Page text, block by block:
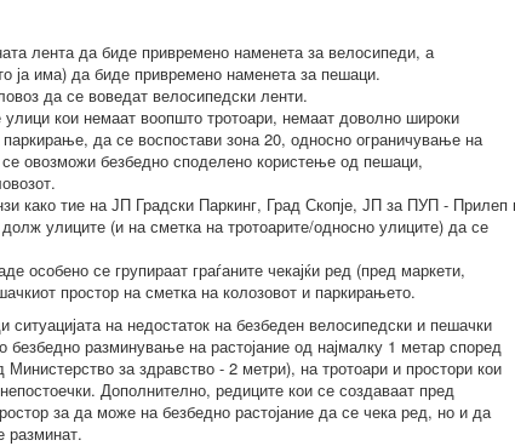
лента да биде привремено наменета за велосипеди, а
ја има) да биде привремено наменета за пешаци.
да се воведат велосипедски ленти.
кои немаат воопшто тротоари, немаат доволно широки
паркирање, да се воспостави зона 20, односно ограничување на
овозможи безбедно споделено користење од пешаци,
како тие на ЈП Градски Паркинг, Град Скопје, ЈП за ПУП - Прилеп
улиците (и на сметка на тротоарите/односно улиците) да се
особено се групираат граѓаните чекајќи ред (пред маркети,
простор на сметка на колозовот и паркирањето.
на недостаток на безбеден велосипедски и пешачки
безбедно разминување на растојание од најмалку 1 метар според
Министерство за здравство - 2 метри), на тротоари и простори кои
Дополнително, редиците кои се создаваат пред
за да може на безбедно растојание да се чека ред, но и да
разминат.